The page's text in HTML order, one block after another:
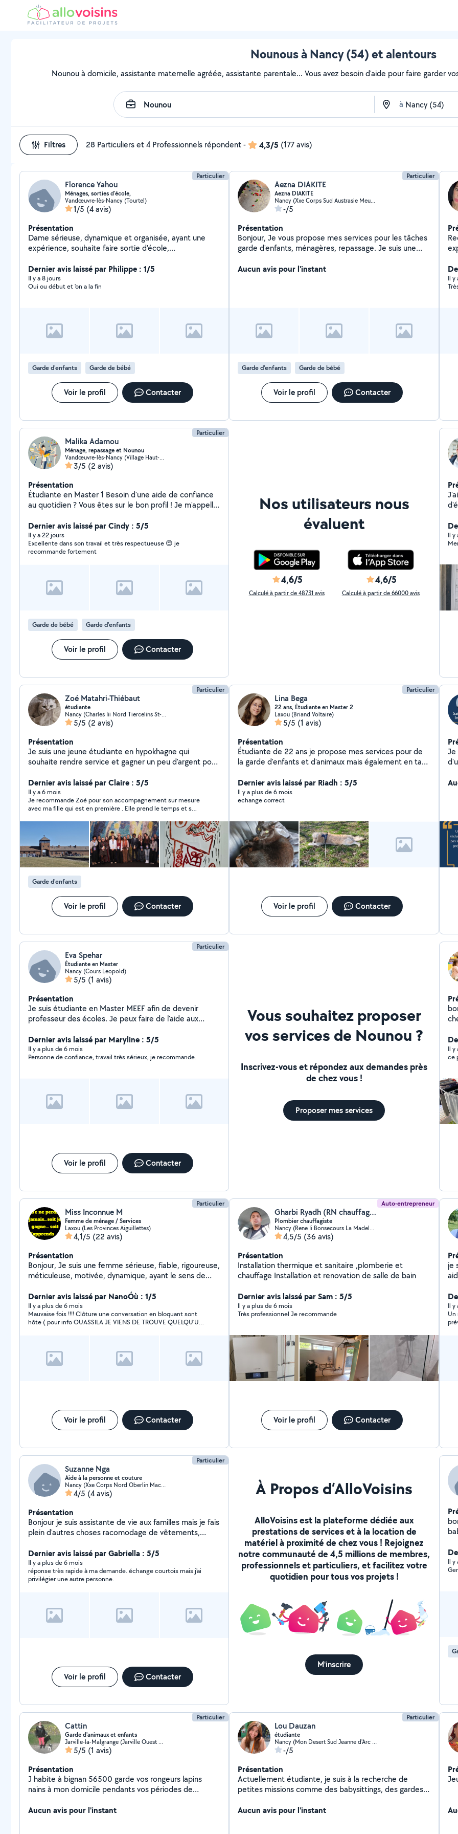
Nounous à Nancy (54) et alentours
Nounou à domicile, assistante maternelle agréée, assistante parentale... Vous avez besoin d'aide pour faire garder
à
Filtres 28 Particuliers et 4 Professionnels répondent- 4,3/5 (177 avis)
Particulier
Florence Yahou
Ménages, sorties d'école,
Vandœuvre-lès-Nancy (Tourtel)
1/5 (4 avis)
Présentation
Dame sérieuse, dynamique et organisée, ayant une
expérience, souhaite faire sortie d'école,
à domicile et secrétariat.
Dernier avis laissé par Philippe : 1/5
Il y a 8 jours
Oui ou début et 'on a la fin
Garde d'enfants Garde de bébé
Voir le profil Contacter
Particulier
Aezna DIAKITE
Aezna DIAKITE
Nancy (Xxe Corps Sud Austrasie Meurthe)
-/5
Présentation
Bonjour, Je vous propose mes services pour les tâches
garde d'enfants, ménagères, repassage. Je suis une
et j'aime rendre service. Je me déplace au alentours
Aucun avis pour l'instant
Garde d'enfants Garde de bébé
Voir le profil Contacter
Il y
Particulier
Malika Adamou
Ménage, repassage et Nounou
Vandœuvre-lès-Nancy (Village Haut-de-Penoy Les Cheminots)
3/5 (2 avis)
Présentation
Étudiante en Master 1 Besoin d'une aide de confiance
au quotidien ? Vous êtes sur le bon profil ! Je m'appelle
impliquée et toujours motivée, j'aime rendre service et
aider les autres. Je propose : Ménage / entretien
Garde d'enfants Petits services du quotidien (courses,
Dernier avis laissé par Cindy : 5/5
Il y a 22 jours
Excellente dans son travail et très respectueuse 😍 je
recommande fortement
Garde de bébé Garde d'enfants
Voir le profil Contacter
Nos utilisateurs nous
évaluent
4,6/5
Calculé à partir de 48731 avis
4,6/5
Calculé à partir de 66000 avis
Il y
Particulier
Zoé Matahri-Thiébaut
étudiante
Nancy (Charles Iii Nord Tiercelins St-Georges)
5/5 (2 avis)
Présentation
Je suis une jeune étudiante en hypokhagne qui
souhaite rendre service et gagner un peu d'argent pour
littérature et de cinéma. Mon numéro : zéro 6 dix-neuf
99 59 soixante 8
Dernier avis laissé par Claire : 5/5
Il y a 6 mois
Je recommande Zoé pour son accompagnement sur mesure
avec ma fille qui est en première . Elle prend le temps et s
Garde d'enfants
Voir le profil Contacter
Particulier
Lina Bega
22 ans, Étudiante en Master 2
Laxou (Briand Voltaire)
5/5 (1 avis)
Présentation
Étudiante de 22 ans je propose mes services pour de
la garde d'enfants et d'animaux mais également en tant
Dernier avis laissé par Riadh : 5/5
Il y a plus de 6 mois
echange correct
Voir le profil Contacter
Je
de
Particulier
Eva Spehar
Étudiante en Master
Nancy (Cours Leopold)
5/5 (1 avis)
Présentation
Je suis étudiante en Master MEEF afin de devenir
professeur des écoles. Je peux faire de l'aide aux
Dernier avis laissé par Maryline : 5/5
Il y a plus de 6 mois
Personne de confiance, travail très sérieux, je recommande.
Voir le profil Contacter
Vous souhaitez proposer
vos services de Nounou ?
Inscrivez-vous et répondez aux demandes près
de chez vous !
Proposer mes services
Il y
ce
Particulier
Miss Inconnue M
Femme de ménage / Services
Laxou (Les Provinces Aiguillettes)
4,1/5 (22 avis)
Présentation
Bonjour, Je suis une femme sérieuse, fiable, rigoureuse,
méticuleuse, motivée, dynamique, ayant le sens de
satisfaction. Comme on dit, le client est roi !
Honnêteté, ponctualité, discrétion assurées. Très
disponible, je saurai m'adapter au mieux à vos attentes
et à vos demandes. Je vous propose : - Services de
et particuliers employeurs concernant mes services de
ménage. Villers-Lès- Nancy et toutes autres villes.
Dernier avis laissé par NanoÓù : 1/5
Il y a plus de 6 mois
Mauvaise fois !!!! Clôture une conversation en bloquant sont
hôte ( pour info OUASSILA JE VIENS DE TROUVE QUELQU’UN
Voir le profil Contacter
Auto-entrepreneur
Gharbi Ryadh (RN chauffage sanitaire)
Plombier chauffagiste
Nancy (Rene Ii Bonsecours La Madeleine)
4,5/5 (36 avis)
Présentation
Installation thermique et sanitaire ,plomberie et
chauffage Installation et renovation de salle de bain
Dernier avis laissé par Sam : 5/5
Il y a plus de 6 mois
Très professionnel Je recommande
Voir le profil Contacter
je
Il y
Un
Particulier
Suzanne Nga
Aide à la personne et couture
Nancy (Xxe Corps Nord Oberlin Mac-Mahon)
4/5 (4 avis)
Présentation
Bonjour je suis assistante de vie aux familles mais je fais
plein d'autres choses racomodage de vêtements,
j'ai les compétences qu'il faut dans la prise en charge
des personnes âgées comme : aide au lever,aide au
coucher, aide à la toilette,douche, capiluve, pédiluve,
soins d'hygiène et de confort,aide aux repas, habillage,
laissez-moi un message svp merci.
Dernier avis laissé par Gabriella : 5/5
Il y a plus de 6 mois
réponse très rapide à ma demande. échange courtois mais j'ai
privilégier une autre personne.
Voir le profil Contacter
À Propos d’AlloVoisins
AlloVoisins est la plateforme dédiée aux
prestations de services et à la location de
matériel à proximité de chez vous ! Rejoignez
notre communauté de 4,5 millions de membres,
professionnels et particuliers, et facilitez votre
quotidien pour tous vos projets !
M'inscrire
bonjours je
Il y
Particulier
Cattin
Garde d'animaux et enfants
Jarville-la-Malgrange (Jarville Ouest Gallieni)
5/5 (1 avis)
Présentation
J habite à bignan 56500 garde vos rongeurs lapins
nains à mon domicile pendants vos périodes de
vous emmener en courses
Aucun avis pour l'instant
Particulier
Lou Dauzan
étudiante
Nancy (Mon Desert Sud Jeanne d'Arc Ouest)
-/5
Présentation
Actuellement étudiante, je suis à la recherche de
petites missions comme des babysittings, des gardes
études !
Aucun avis pour l'instant